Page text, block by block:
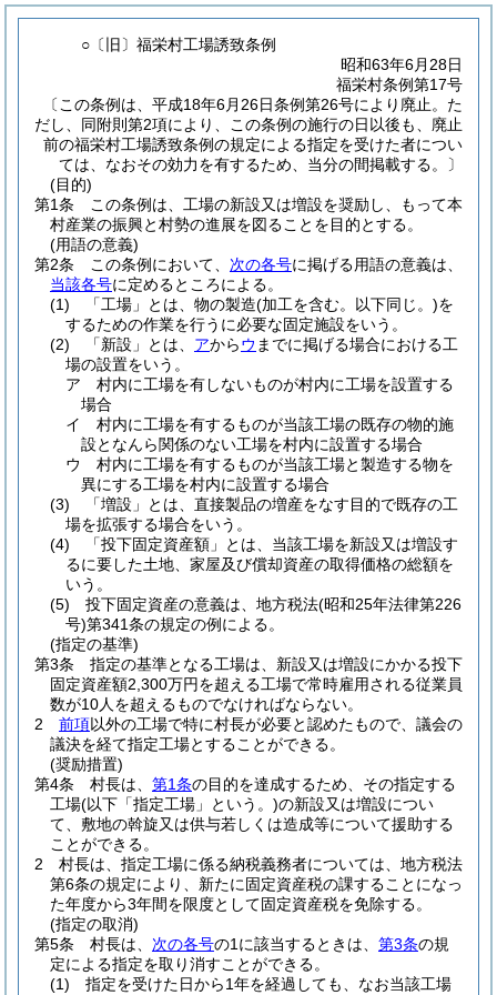
○〔旧〕福栄村工場誘致条例
昭和63年6月28日
福栄村条例第17号
〔この条例は、平成18年6月26日条例第26号により廃止。た
だし、同附則第2項により、この条例の施行の日以後も、廃止
前の福栄村工場誘致条例の規定による指定を受けた者につい
ては、なおその効力を有するため、当分の間掲載する。〕
(目的)
第1条
この条例は、工場の新設又は増設を奨励し、もって本
村産業の振興と村勢の進展を図ることを目的とする。
(用語の意義)
第2条
この条例において、 次の各号に掲げる用語の意義は、
当該各号に定めるところによる。
(1)
「工場」とは、物の製造(加工を含む。以下同じ。)を
するための作業を行うに必要な固定施設をいう。
(2)
「新設」とは、 アからウ までに掲げる場合における工
場の設置をいう。
ア
村内に工場を有しないものが村内に工場を設置する
場合
イ
村内に工場を有するものが当該工場の既存の物的施
設となんら関係のない工場を村内に設置する場合
ウ
村内に工場を有するものが当該工場と製造する物を
異にする工場を村内に設置する場合
(3)
「増設」とは、直接製品の増産をなす目的で既存の工
場を拡張する場合をいう。
(4)
「投下固定資産額」とは、当該工場を新設又は増設す
るに要した土地、家屋及び償却資産の取得価格の総額を
いう。
(5)
投下固定資産の意義は、地方税法(昭和25年法律第226
号)第341条の規定の例による。
(指定の基準)
第3条
指定の基準となる工場は、新設又は増設にかかる投下
固定資産額2,300万円を超える工場で常時雇用される従業員
数が10人を超えるものでなければならない。
2
前項以外の工場で特に村長が必要と認めたもので、議会の
議決を経て指定工場とすることができる。
(奨励措置)
第4条
村長は、 第1条の目的を達成するため、その指定する
工場(以下「指定工場」という。)の新設又は増設につい
て、敷地の斡旋又は供与若しくは造成等について援助する
ことができる。
2
村長は、指定工場に係る納税義務者については、地方税法
第6条の規定により、新たに固定資産税の課することになっ
た年度から3年間を限度として固定資産税を免除する。
(指定の取消)
第5条
村長は、 次の各号の1に該当するときは、 第3条の規
定による指定を取り消すことができる。
(1)
指定を受けた日から1年を経過しても、なお当該工場